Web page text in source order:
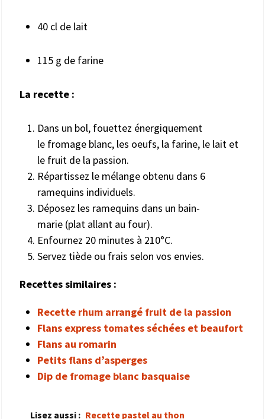
40 cl de lait
115 g de farine
La recette :
Dans un bol, fouettez énergiquement
le fromage blanc, les oeufs, la farine, le lait et
le fruit de la passion.
Répartissez le mélange obtenu dans 6
ramequins individuels.
Déposez les ramequins dans un bain-
marie (plat allant au four).
Enfournez 20 minutes à 210°C.
Servez tiède ou frais selon vos envies.
Recettes similaires :
Recette rhum arrangé fruit de la passion
Flans express tomates séchées et beaufort
Flans au romarin
Petits flans d’asperges
Dip de fromage blanc basquaise
Lisez aussi : Recette pastel au thon